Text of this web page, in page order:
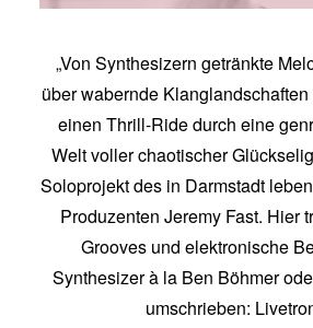
„Von Synthesizern getränkte
über wabernde
einen Thrill-Ride durch eine
Welt voller chaotischer
Soloprojekt des in Darmstadt
Produzenten Jeremy Fast. Hier
Grooves und elektronische
Synthesizer à la Ben Böhmer
umschrieben: